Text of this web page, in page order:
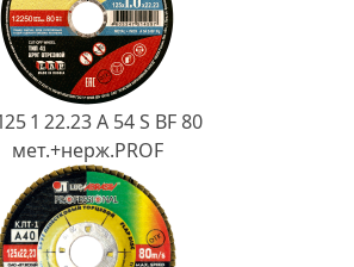
1 22.23 A 54 S BF 80
мет.+нерж.PROF